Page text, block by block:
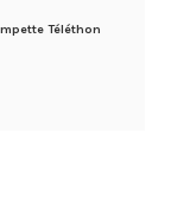
Téléthon